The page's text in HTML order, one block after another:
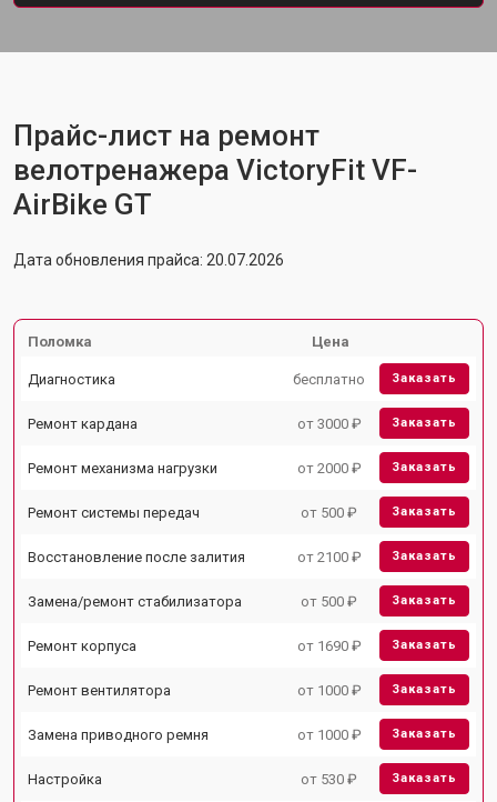
Прайс-лист на ремонт
велотренажера VictoryFit VF-
AirBike GT
Дата обновления прайса: 20.07.2026
Поломка Цена
Диагностика бесплатно Заказать
Ремонт кардана от 3000 ₽ Заказать
Ремонт механизма нагрузки от 2000 ₽ Заказать
Ремонт системы передач от 500 ₽ Заказать
Восстановление после залития от 2100 ₽ Заказать
Замена/ремонт стабилизатора от 500 ₽ Заказать
Ремонт корпуса от 1690 ₽ Заказать
Ремонт вентилятора от 1000 ₽ Заказать
Замена приводного ремня от 1000 ₽ Заказать
Настройка от 530 ₽ Заказать